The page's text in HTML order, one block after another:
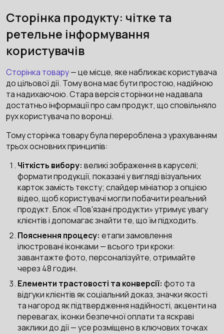
Сторінка продукту: чітке та
ретельне інформування
користувачів
Сторінка товару— це місце, яке наближає користувача
до цільової дії. Тому вона має бути простою, надійною
та надихаючою. Стара версія сторінки не надавала
достатньо інформації про сам продукт, що сповільняло
рух користувача по воронці.
Тому сторінка товару була перероблена з урахуванням
трьох основних принципів:
Чіткість вибору:великі зображення в каруселі;
формати продукції, показані у вигляді візуальних
карток замість тексту; слайдер мініатюр з опцією
відео, щоб користувачі могли побачити реальний
продукт. Блок «Пов'язані продукти» утримує увагу
клієнтів і допомагає знайти те, що їм підходить.
Пояснення процесу:етапи замовлення
ілюстровані іконками — всього три кроки:
завантажте фото, персоналізуйте, отримайте
через 48 годин.
Елементи трастовості та конверсії:фото та
відгуки клієнтів як соціальний доказ, значки якості
та нагород як підтвердження надійності, акценти на
перевагах, іконки безпечної оплати та яскраві
заклики до дії — усе розміщено в ключових точках